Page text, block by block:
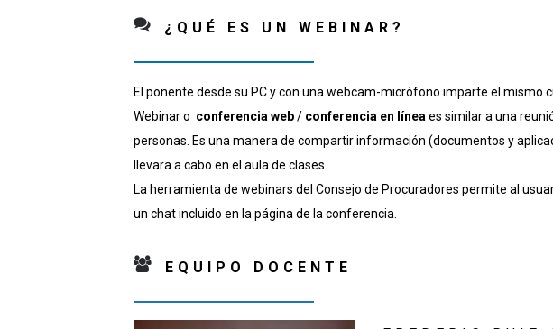
¿QUÉ ES UN WEBINAR?
El ponente desde su PC y con una webcam-micrófono imparte el mismo
Webinar o conferencia web/ conferencia en línea es similar a una
personas. Es una manera de compartir información (documentos y
llevara a cabo en el aula de clases.
La herramienta de webinars del Consejo de Procuradores permite al
un chat incluido en la página de la conferencia.
EQUIPO DOCENTE